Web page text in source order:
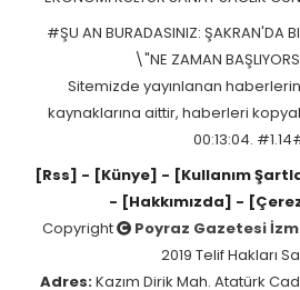
#ŞU AN BURADASINIZ: ŞAKRAN'DA
\"NE ZAMAN
Sitemizde yayınlanan
kaynaklarına aittir, haberleri
00:13:04.
[Rss] - [Künye] - [Kullanım
- [Hakkımızda] -
Copyright
Poyraz Gazetesi
2019 Telif Hakları
Adres:Kazım Dirik Mah. Atatürk